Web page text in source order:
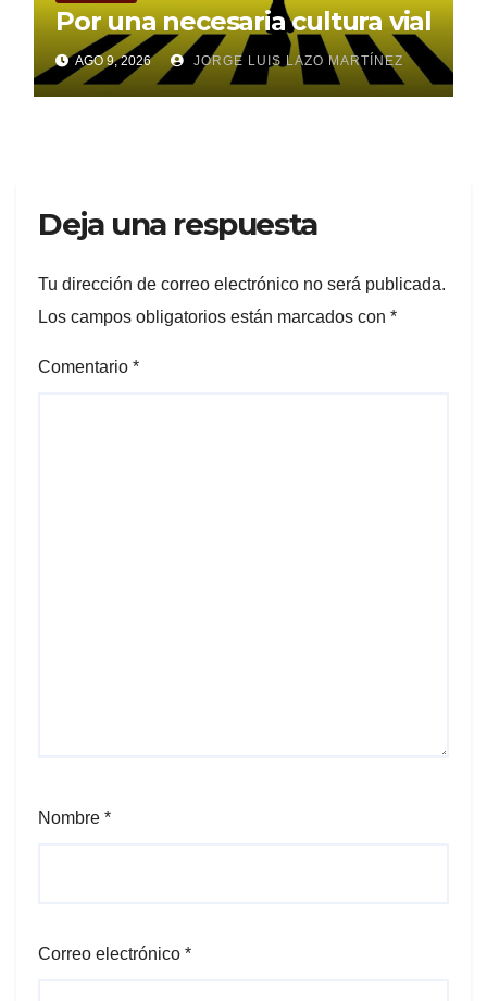
Por una necesaria cultura vial
AGO 9, 2026 JORGE LUIS LAZO MARTÍNEZ
Deja una respuesta
Tu dirección de correo electrónico no será publicada.
Los campos obligatorios están marcados con *
Comentario *
Nombre *
Correo electrónico *